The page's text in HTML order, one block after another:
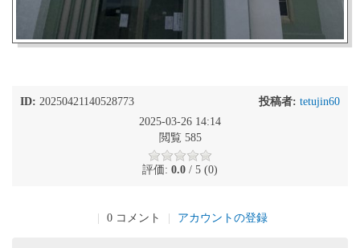
ID: 20250421140528773 投稿者: tetujin60
2025-03-26 14:14
閲覧 585
評価: 0.0 / 5 (0)
0 コメント アカウントの登録